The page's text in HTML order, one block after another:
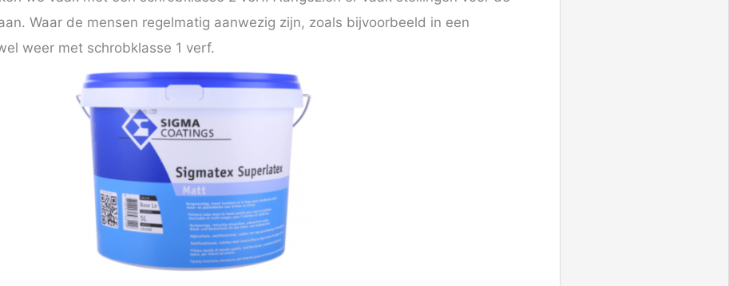
Waar de mensen regelmatig aanwezig zijn, zoals bijvoorbeeld in een
weer met schrobklasse 1 verf.